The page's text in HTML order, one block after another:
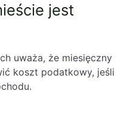
jest
uważa, że miesięczny
koszt podatkowy, jeśli